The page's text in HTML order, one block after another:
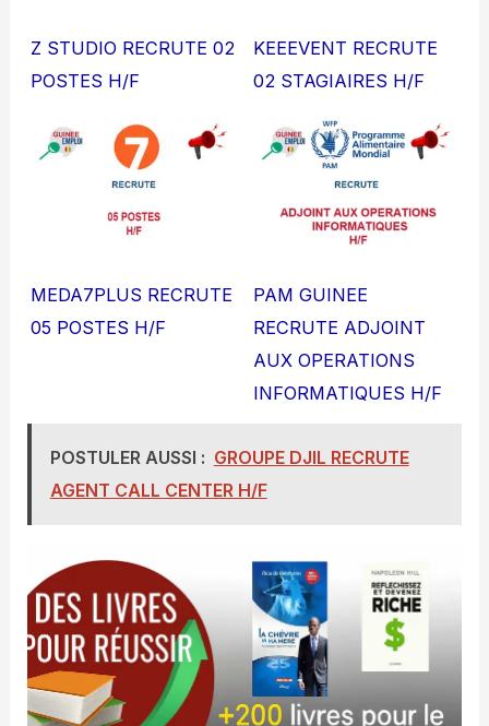
Z STUDIO RECRUTE 02
POSTES H/F
KEEEVENT RECRUTE
02 STAGIAIRES H/F
MEDA7PLUS RECRUTE
05 POSTES H/F
PAM GUINEE
RECRUTE ADJOINT
AUX OPERATIONS
INFORMATIQUES H/F
POSTULER AUSSI : GROUPE DJIL RECRUTE
AGENT CALL CENTER H/F